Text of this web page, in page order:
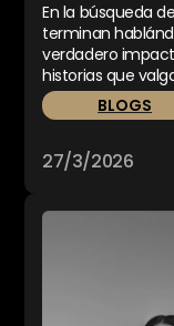
En la búsqueda
terminan
verdadero
historias que
BLOGS
27/3/2026